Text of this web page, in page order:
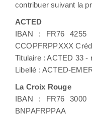
contribuer suivant la
ACTED
IBAN : FR76 4255
CCOPFRPPXXX
Titulaire : ACTED 33 -
Libellé : ACTED-
La Croix Rouge
IBAN : FR76 3000
BNPAFRPPAA